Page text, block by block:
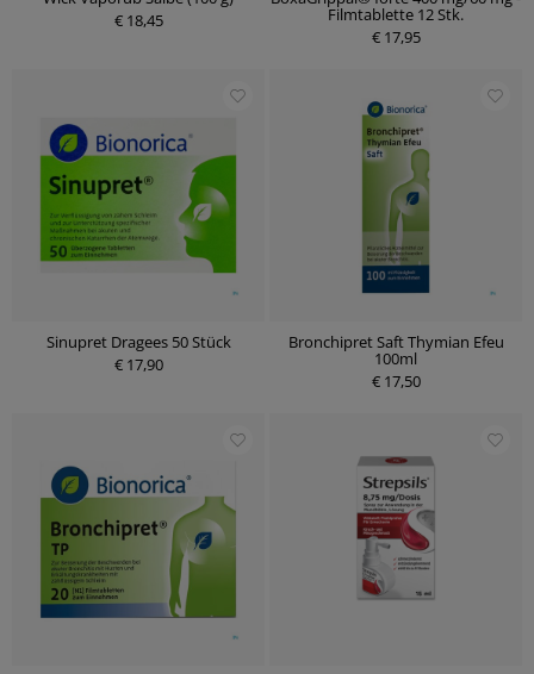
€ 18,45
Filmtablette 12 Stk.
€ 17,95
Sinupret Dragees 50 Stück
€ 17,90
Bronchipret Saft Thymian Efeu
100ml
€ 17,50